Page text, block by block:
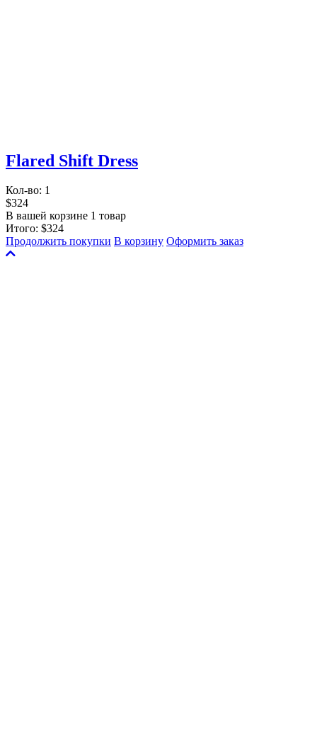
Flared Shift Dress
Кол-во: 1
$324
В вашей корзине 1 товар
Итого: $324
Продолжить покупки В корзину Оформить заказ